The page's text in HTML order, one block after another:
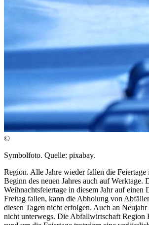
©
Symbolfoto. Quelle: pixabay.
Region. Alle Jahre wieder fallen die Feiertage
Beginn des neuen Jahres auch auf Werktage.
Weihnachtsfeiertage in diesem Jahr auf einen
Freitag fallen, kann die Abholung von
diesen Tagen nicht erfolgen. Auch an
nicht unterwegs. Die Abfallwirtschaft Region